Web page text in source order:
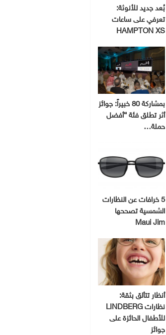
بُعد جديد للأنوثة:
تعرفي على ساعات
HAMPTON XS
بمشاركة 80 خبيراً: جوائز
أثر تطلق فئة “أفضل
حملة…
5 خرافات عن النظارات
الشمسية تصححها
Maui Jim
أنظار تتألق بثقة:
نظارات LINDBERG
للأطفال الحائزة على
جوائز